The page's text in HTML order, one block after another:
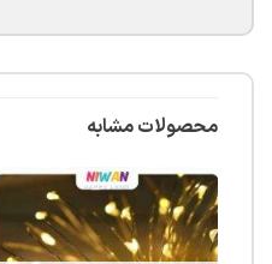
محصولات مشابه